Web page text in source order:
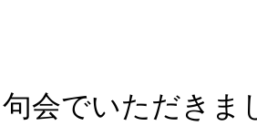
会でいただき